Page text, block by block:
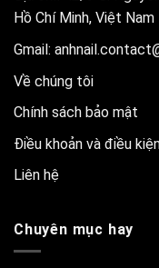
Hồ Chí Minh, Việt Nam
Gmail:
Về chúng tôi
Chính sách bảo mật
Điều khoản và điều
Liên hệ
Chuyên mục hay